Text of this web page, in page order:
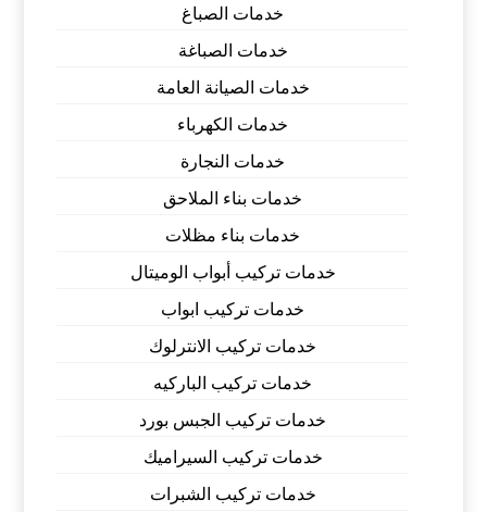
خدمات الصباغ
خدمات الصباغة
خدمات الصيانة العامة
خدمات الكهرباء
خدمات النجارة
خدمات بناء الملاحق
خدمات بناء مظلات
خدمات تركيب أبواب الوميتال
خدمات تركيب ابواب
خدمات تركيب الانترلوك
خدمات تركيب الباركيه
خدمات تركيب الجبس بورد
خدمات تركيب السيراميك
خدمات تركيب الشبرات